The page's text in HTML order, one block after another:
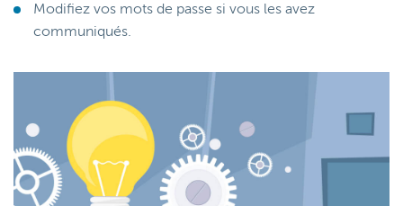
Modifiez vos mots de passe si vous les avez
communiqués.